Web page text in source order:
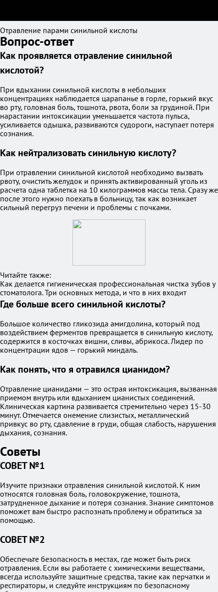
Отравление парами синильной кислоты
Вопрос-ответ
Как проявляется отравление синильной
кислотой?
При вдыхании синильной кислоты в небольших
концентрациях наблюдается царапанье в горле, горький вкус
во рту, головная боль, тошнота, рвота, боли за грудиной. При
нарастании интоксикации уменьшается частота пульса,
усиливается одышка, развиваются судороги, наступает потеря
сознания.
Как нейтрализовать синильную кислоту?
При отравлении синильной кислотой необходимо вызвать
рвоту, очистить желудок и принять активированный уголь из
расчета одна таблетка на 10 килограммов массы тела. Сразу же
после этого нужно поехать в больницу, так как возникает
сильный перегруз печени и проблемы с почками.
Читайте также:
Как делается гигиеническая профессиональная чистка зубов у
стоматолога. Три основных метода, и что в них входит
Где больше всего синильной кислоты?
Большое количество гликозида амигдолина, который под
воздействием ферментов превращается в синильную кислоту,
содержится в косточках вишни, сливы, абрикоса. Лидер по
концентрации ядов — горький миндаль.
Как понять, что я отравился цианидом?
Отравление цианидами — это острая интоксикация, вызванная
приемом внутрь или вдыханием цианистых соединений.
Клиническая картина развивается стремительно через 15-30
минут. Отмечается онемение слизистых, металлический
привкус во рту, сдавление в груди, общая слабость, нарушения
дыхания, сознания.
Советы
СОВЕТ №1
Изучите признаки отравления синильной кислотой. К ним
относятся головная боль, головокружение, тошнота,
затрудненное дыхание и потеря сознания. Знание симптомов
поможет вам быстро распознать проблему и обратиться за
помощью.
СОВЕТ №2
Обеспечьте безопасность в местах, где может быть риск
отравления. Если вы работаете с химическими веществами,
всегда используйте защитные средства, такие как перчатки и
респираторы, и следуйте инструкциям по безопасному